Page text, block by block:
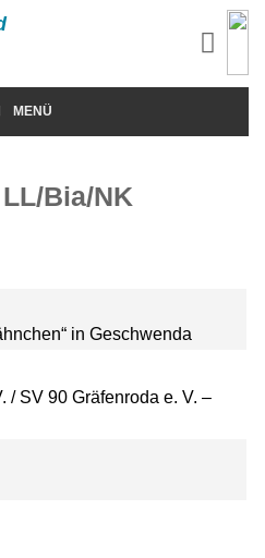
MENÜ
Bia/NK
in Geschwenda
/ SV 90 Gräfenroda e. V. –